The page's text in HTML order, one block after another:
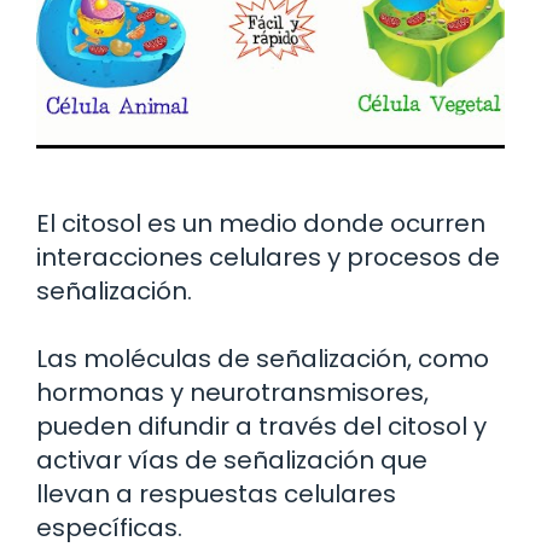
El citosol es un medio donde ocurren
interacciones celulares y procesos de
señalización.
Las moléculas de señalización, como
hormonas y neurotransmisores,
pueden difundir a través del citosol y
activar vías de señalización que
llevan a respuestas celulares
específicas.